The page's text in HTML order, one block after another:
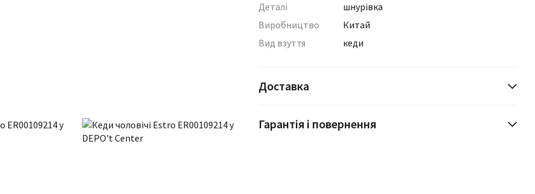
Деталі
шнурівка
Виробництво
Китай
Вид взуття
кеди
Доставка
Гарантія і повернення